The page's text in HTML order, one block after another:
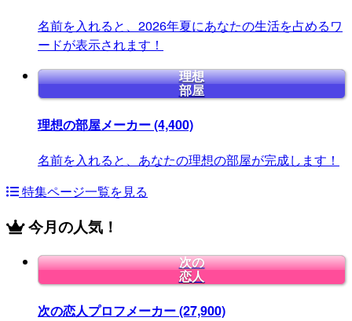
名前を入れると、2026年夏にあなたの生活を占めるワ
ードが表示されます！
理想
部屋
理想の部屋メーカー(4,400)
名前を入れると、あなたの理想の部屋が完成します！
特集ページ一覧を見る
今月の人気！
次の
恋人
次の恋人プロフメーカー(27,900)